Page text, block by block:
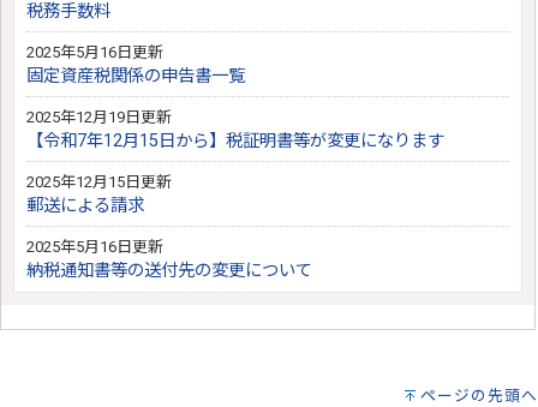
税務手数料
2025年5月16日更新
固定資産税関係の申告書一覧
2025年12月19日更新
【令和7年12月15日から】税証明書等が変更になります
2025年12月15日更新
郵送による請求
2025年5月16日更新
納税通知書等の送付先の変更について
ページの先頭へ